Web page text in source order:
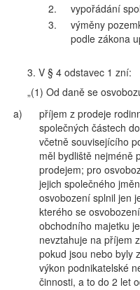
2.
vypořádání
3.
výměny
podle zákona
3. V § 4 odstavec 1 zní:
„(1) Od daně se
a)
příjem z prodeje
společných částech
včetně souvisejícího
měl bydliště nejméně
prodejem; pro
jejich společného
osvobození splnil jen
kterého se
obchodního majetku
nevztahuje na příjem
pokud jsou nebo byly
výkon podnikatelské
činnosti, a to do 2 let